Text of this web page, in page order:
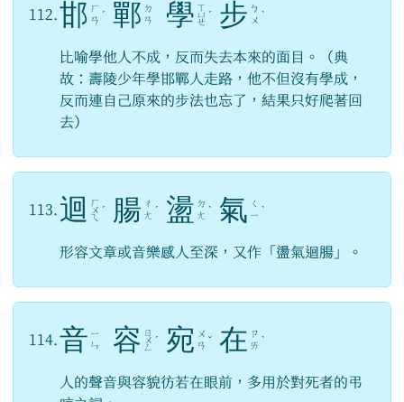
112. 邯 ㄏ
ㄢ ˊ 鄲 ㄉ
ㄢ
學 ㄒ
ㄩ
ㄝ
ˊ 步 ㄅ
ㄨ ˋ
比喻學他人不成，反而失去本來的面目。（典
故：壽陵少年學邯鄲人走路，他不但沒有學成，
反而連自己原來的步法也忘了，結果只好爬著回
去）
113. 迴 ㄏ
ㄨ
ㄟ
ˊ 腸 ㄔ
ㄤ ˊ 盪 ㄉ
ㄤ ˋ 氣 ㄑ
ㄧ ˋ
形容文章或音樂感人至深，又作「盪氣迴腸」。
114. 音 ㄧ
ㄣ
容 ㄖ
ㄨ
ㄥ
ˊ 宛 ㄨ
ㄢ ˇ 在 ㄗ
ㄞ ˋ
人的聲音與容貌彷若在眼前，多用於對死者的弔